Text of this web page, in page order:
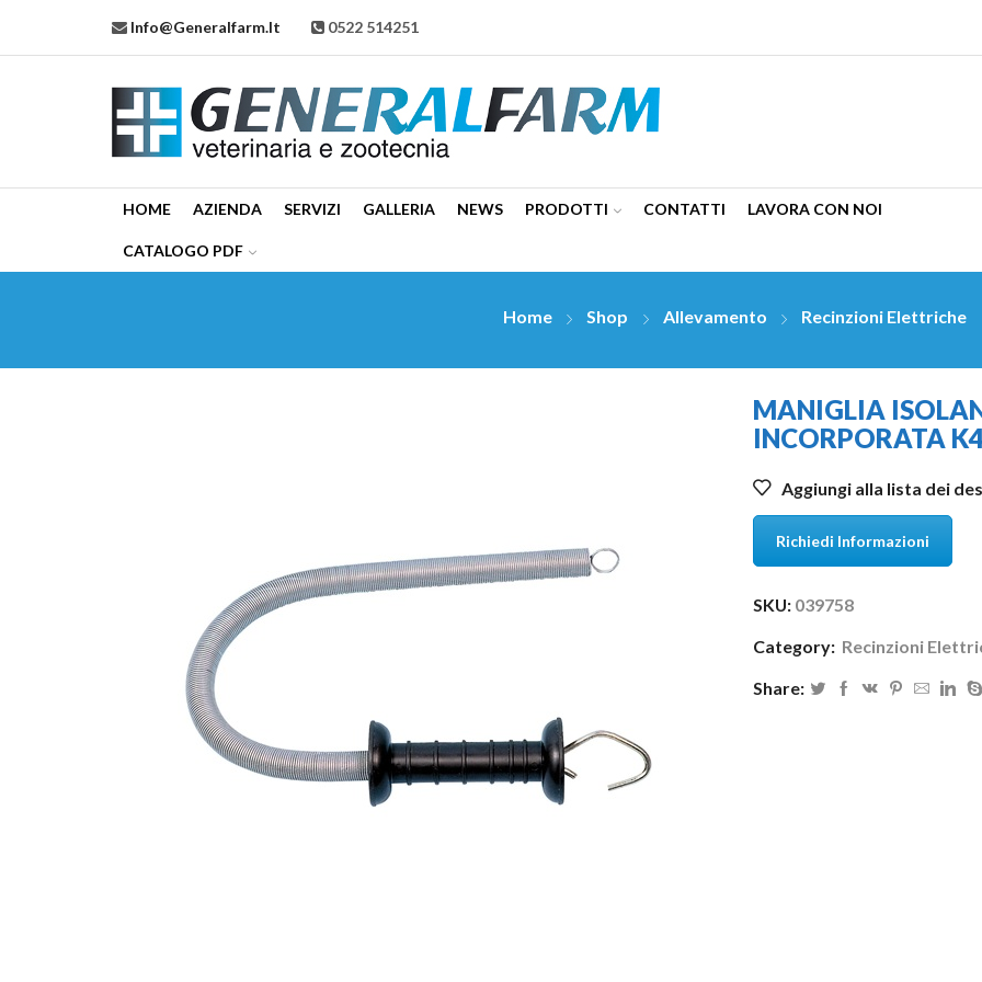
Info@generalfarm.it 0522 514251
HOME AZIENDA SERVIZI GALLERIA NEWS PRODOTTI CONTATTI LAVORA CON NOI
CATALOGO PDF
Home Shop Allevamento Recinzioni Elettriche
MANIGLIA
INCORPORATA
Aggiungi alla lista dei
Richiedi Informazioni
SKU: 039758
Category: Recinzioni
Share: